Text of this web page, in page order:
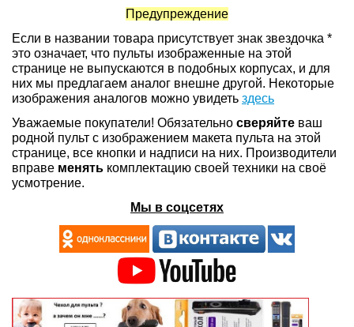
Предупреждение
Если в названии товара присутствует знак звездочка *
это означает, что пульты изображенные на этой
странице не выпускаются в подобных корпусах, и для
них мы предлагаем аналог внешне другой. Некоторые
изображения аналогов можно увидеть здесь
Уважаемые покупатели! Обязательно сверяйте ваш
родной пульт с изображением макета пульта на этой
странице, все кнопки и надписи на них. Производители
вправе менять комплектацию своей техники на своё
усмотрение.
Мы в соцсетях